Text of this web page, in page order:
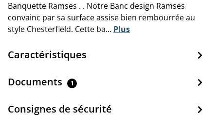
Banquette Ramses . . Notre Banc design Ramses
convainc par sa surface assise bien rembourrée au
style Chesterfield. Cette ba… Plus
Caractéristiques
Documents 1
Consignes de sécurité